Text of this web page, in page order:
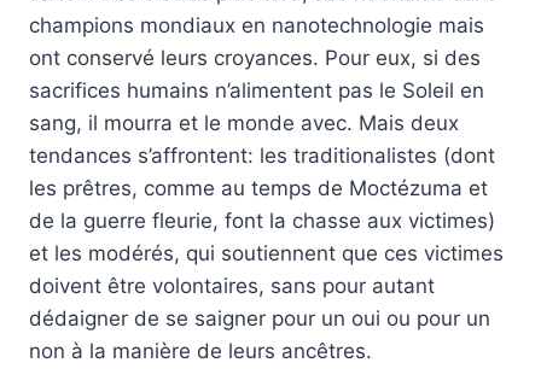
champions mondiaux en nanotechnologie mais
ont conservé leurs croyances. Pour eux, si des
sacrifices humains n’alimentent pas le Soleil en
sang, il mourra et le monde avec. Mais deux
tendances s’affrontent: les traditionalistes (dont
les prêtres, comme au temps de Moctézuma et
de la guerre fleurie, font la chasse aux victimes)
et les modérés, qui soutiennent que ces victimes
doivent être volontaires, sans pour autant
dédaigner de se saigner pour un oui ou pour un
non à la manière de leurs ancêtres.